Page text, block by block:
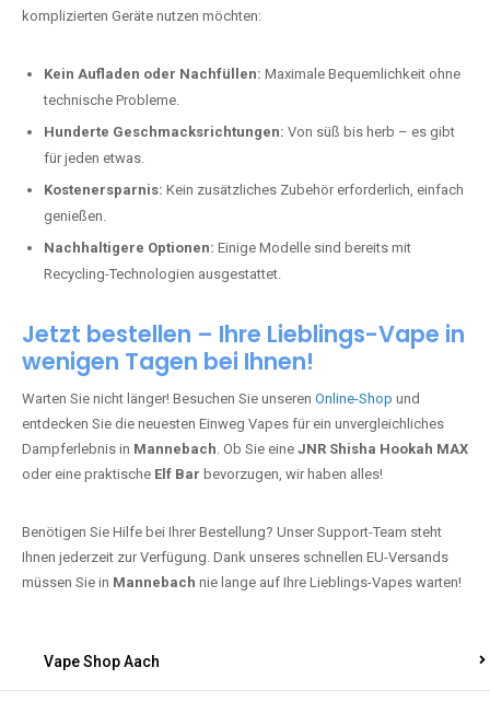
komplizierten Geräte nutzen möchten:
Kein Aufladen oder Nachfüllen: Maximale Bequemlichkeit ohne
technische Probleme.
Hunderte Geschmacksrichtungen: Von süß bis herb – es gibt
für jeden etwas.
Kostenersparnis: Kein zusätzliches Zubehör erforderlich, einfach
genießen.
Nachhaltigere Optionen: Einige Modelle sind bereits mit
Recycling-Technologien ausgestattet.
Jetzt bestellen – Ihre Lieblings-Vape in
wenigen Tagen bei Ihnen!
Warten Sie nicht länger! Besuchen Sie unseren Online-Shop und
entdecken Sie die neuesten Einweg Vapes für ein unvergleichliches
Dampferlebnis in Mannebach. Ob Sie eine JNR Shisha Hookah MAX
oder eine praktische Elf Bar bevorzugen, wir haben alles!
Benötigen Sie Hilfe bei Ihrer Bestellung? Unser Support-Team steht
Ihnen jederzeit zur Verfügung. Dank unseres schnellen EU-Versands
müssen Sie in Mannebach nie lange auf Ihre Lieblings-Vapes warten!
Vape Shop Aach